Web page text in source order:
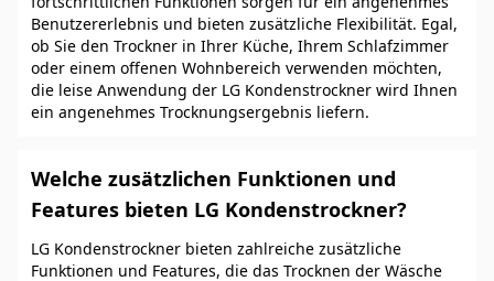
Benutzererlebnis und bieten zusätzliche Flexibilität. Egal,
ob Sie den Trockner in Ihrer Küche, Ihrem Schlafzimmer
oder einem offenen Wohnbereich verwenden möchten,
die leise Anwendung der LG Kondenstrockner wird Ihnen
ein angenehmes Trocknungsergebnis liefern.
Welche zusätzlichen Funktionen und
Features bieten LG Kondenstrockner?
LG Kondenstrockner bieten zahlreiche zusätzliche
Funktionen und Features, die das Trocknen der Wäsche